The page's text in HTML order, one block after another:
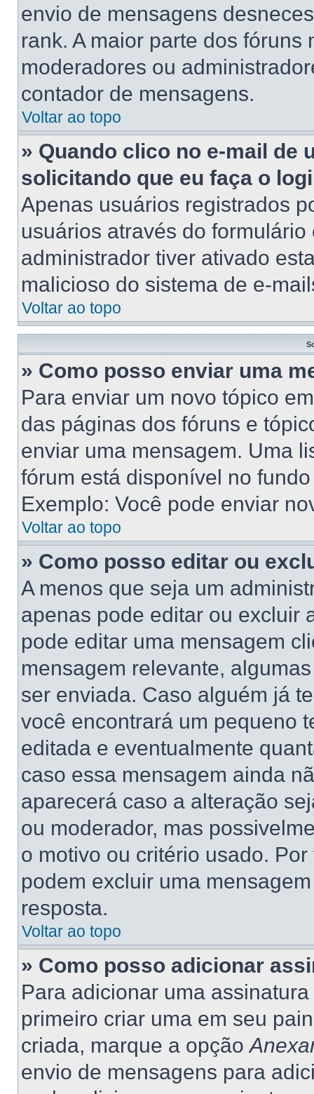
envio de mensagens
rank. A maior parte dos
moderadores ou
contador de mensagens.
Voltar ao topo
» Quando clico no e-mail de
solicitando que eu faça o
Apenas usuários registrados
usuários através do
administrador tiver ativado
malicioso do sistema de e-
Voltar ao topo
» Como posso enviar uma
Para enviar um novo tópico
das páginas dos fóruns e
enviar uma mensagem. Uma
fórum está disponível no
Exemplo: Você pode enviar
Voltar ao topo
» Como posso editar ou
A menos que seja um
apenas pode editar ou excluir
pode editar uma mensagem
mensagem relevante,
ser enviada. Caso alguém já
você encontrará um pequeno
editada e eventualmente
caso essa mensagem ainda
aparecerá caso a alteração
ou moderador, mas
o motivo ou critério usado.
podem excluir uma
resposta.
Voltar ao topo
» Como posso adicionar
Para adicionar uma
primeiro criar uma em seu
criada, marque a opção
envio de mensagens para